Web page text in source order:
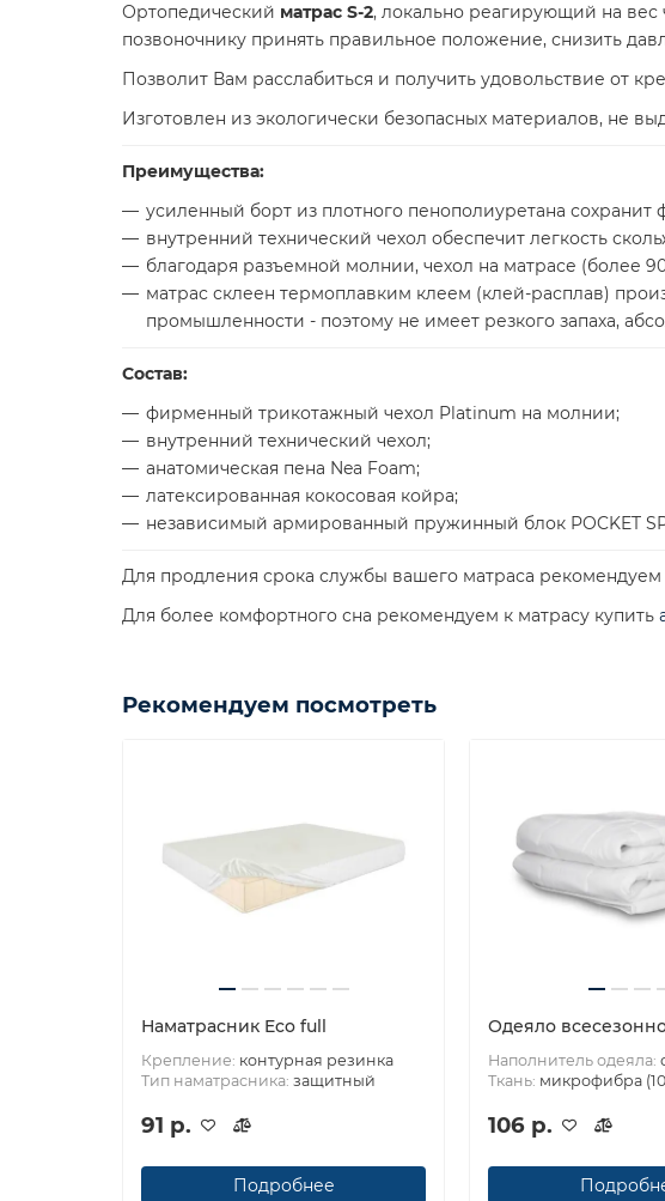
Ортопедический матрас S-2, локально реагирующий на вес
позвоночнику принять правильное положение, снизить
Позволит Вам расслабиться и получить удовольствие от
Изготовлен из экологически безопасных материалов, не
Преимущества:
усиленный борт из плотного пенополиуретана сохранит
внутренний технический чехол обеспечит легкость
благодаря разъемной молнии, чехол на матрасе (более
матрас склеен термоплавким клеем (клей-расплав)
промышленности - поэтому не имеет резкого запаха,
Состав:
фирменный трикотажный чехол Platinum на молнии;
внутренний технический чехол;
анатомическая пена Nea Foam;
латексированная кокосовая койра;
независимый армированный пружинный блок POCKET
Для продления срока службы вашего матраса рекомендуем
Для более комфортного сна рекомендуем к матрасу купить
Рекомендуем посмотреть
Наматрасник Eco full
Крепление: контурная резинка
Тип наматрасника: защитный
91 р.
Подробнее
Одеяло
Наполнитель одеяла:
Ткань: микрофибра
106 р.